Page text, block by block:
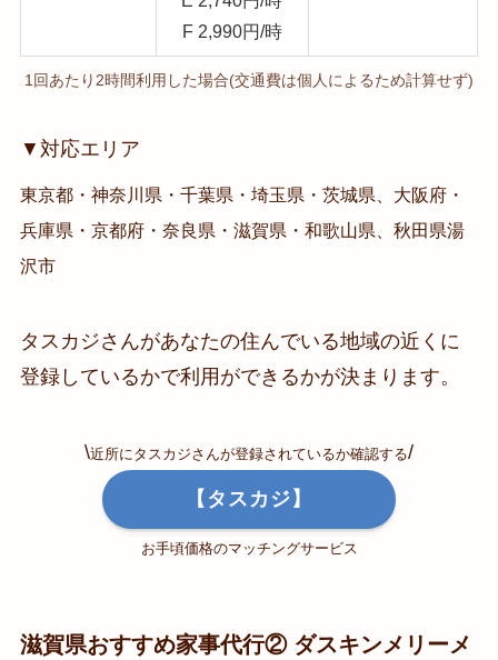
F 2,990円/時
1回あたり2時間利用した場合(交通費は個人によるため計算せず)
▼対応エリア
東京都・神奈川県・千葉県・埼玉県・茨城県、大阪府・
兵庫県・京都府・奈良県・滋賀県・和歌山県、秋田県湯
沢市
タスカジさんがあなたの住んでいる地域の近くに
登録しているかで利用ができるかが決まります。
\近所にタスカジさんが登録されているか確認する/
【タスカジ】
お手頃価格のマッチングサービス
滋賀県おすすめ家事代行② ダスキンメリーメ